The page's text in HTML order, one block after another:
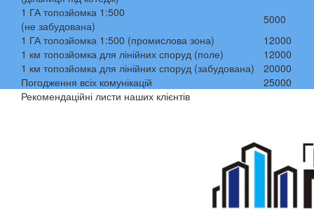
1 ГА топозйомка 1:500
(не забудована)
5000
1 ГА топозйомка 1:500 (промислова зона)
12000
1 км топозйомка для лінійних споруд (поле)
12000
1 км топозйомка для лінійних споруд (забудована)
20000
Погодження всіх комунікацій
25000
Рекомендаційні листи наших клієнтів